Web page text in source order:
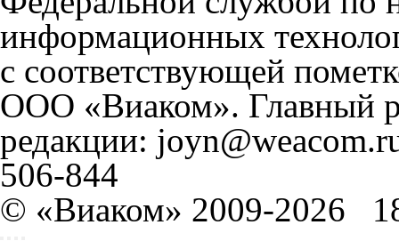
информационных
с соответствующей
ООО «Виаком». Главный
редакции:
506-844
© «Виаком» 2009-2026